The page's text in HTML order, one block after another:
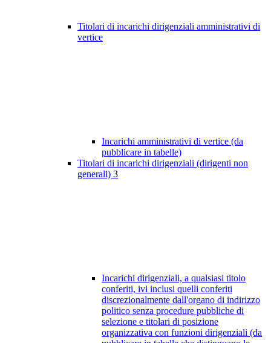
Titolari di incarichi dirigenziali amministrativi di
vertice
Incarichi amministrativi di vertice (da
pubblicare in tabelle)
Titolari di incarichi dirigenziali (dirigenti non
generali) 3
Incarichi dirigenziali, a qualsiasi titolo
conferiti, ivi inclusi quelli conferiti
discrezionalmente dall'organo di indirizzo
politico senza procedure pubbliche di
selezione e titolari di posizione
organizzativa con funzioni dirigenziali (da